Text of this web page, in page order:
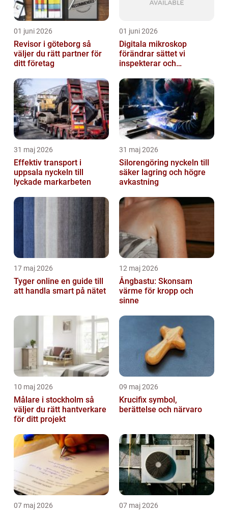
01 juni 2026
Revisor i göteborg så
väljer du rätt partner för
ditt företag
01 juni 2026
Digitala mikroskop
förändrar sättet vi
inspekterar och
31 maj 2026
Effektiv transport i
uppsala nyckeln till
lyckade markarbeten
31 maj 2026
Silorengöring nyckeln till
säker lagring och högre
avkastning
17 maj 2026
Tyger online en guide till
att handla smart på nätet
12 maj 2026
Ångbastu: Skonsam
värme för kropp och
sinne
10 maj 2026
Målare i stockholm så
väljer du rätt hantverkare
för ditt projekt
09 maj 2026
Krucifix symbol,
berättelse och närvaro
07 maj 2026 07 maj 2026